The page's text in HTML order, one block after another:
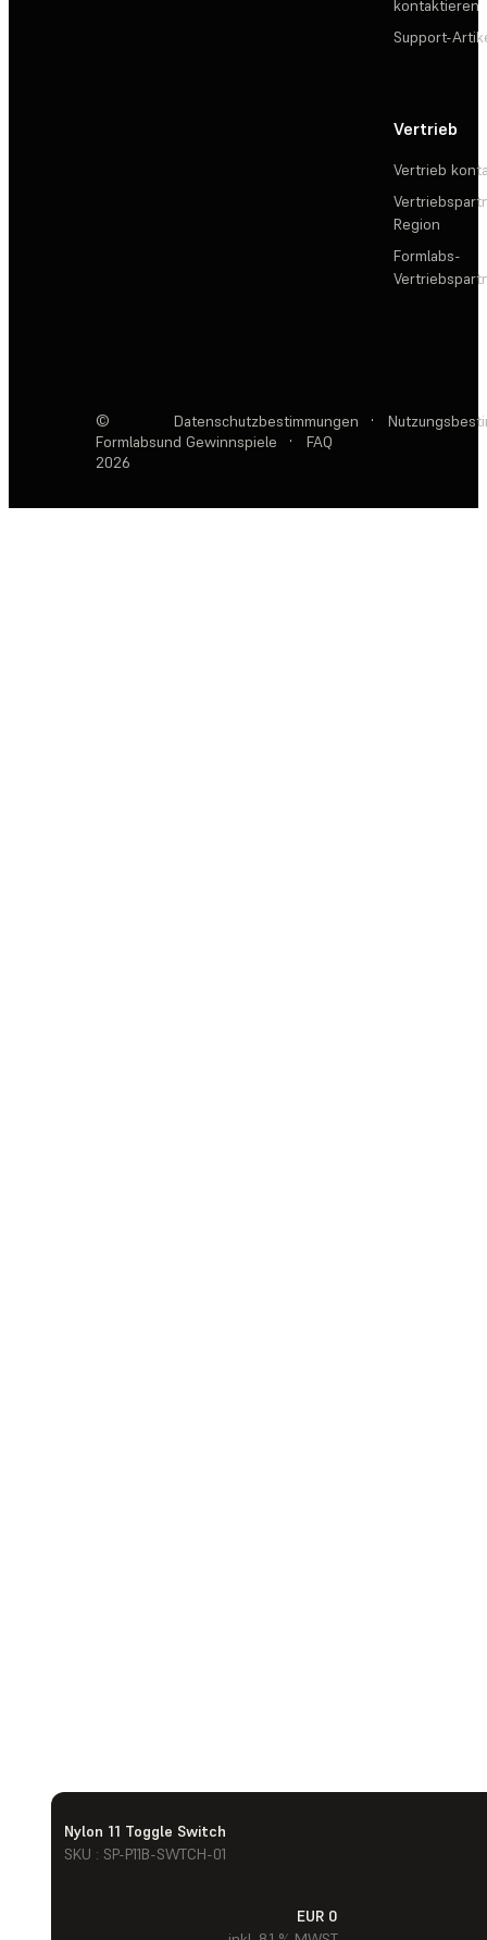
Nylon 11 Toggle Switch
SKU : SP-P11B-SWTCH-01
EUR 0
kontaktieren
Support-
Vertrieb
Vertrieb
Region
Formlabs-
©
Formlabs
2026
Datenschutzbestimmungen ·
und Gewinnspiele
· FAQ